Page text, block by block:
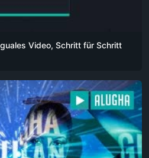
Video, Schritt für Schritt